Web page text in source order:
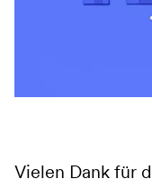
Vielen Dank für